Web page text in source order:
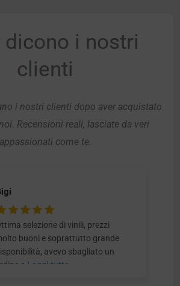
dicono i nostri
clienti
i nostri clienti dopo aver acquistato
Recensioni reali, lasciate da veri
appassionati come te.
selezione di vinili, prezzi
buoni e soprattutto grande
avevo sbagliato un
e Leggi tutto